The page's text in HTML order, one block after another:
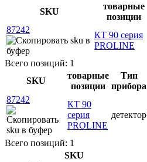
SKU
товарные
позиции
87242
КТ 90 серия
PROLINE
Всего позиций: 1
SKU
товарные
позиции
Тип
прибора
87242
КТ 90
серия
PROLINE
детектор
Всего позиций: 1
SKU